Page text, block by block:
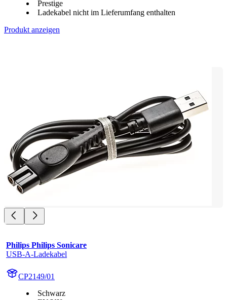
Prestige
Ladekabel nicht im Lieferumfang enthalten
Produkt anzeigen
Philips Philips Sonicare
USB-A-Ladekabel
CP2149/01
Schwarz